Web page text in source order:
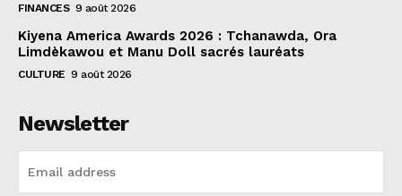
FINANCES 9 août 2026
Kiyena America Awards 2026 : Tchanawda, Ora
Limdèkawou et Manu Doll sacrés lauréats
CULTURE 9 août 2026
Newsletter